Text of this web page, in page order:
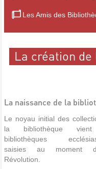
Les Amis des
La création
La naissance de la
Le noyau initial des
la bibliothèque
bibliothèques
saisies au moment
Révolution.